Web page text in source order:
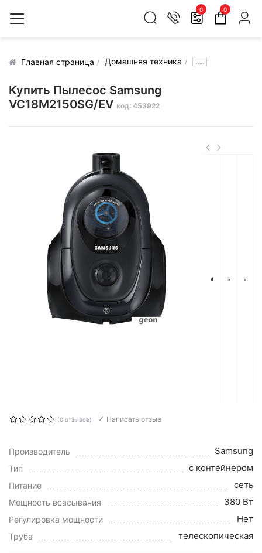
0 0
Главная страница Домашняя техника .....
Купить Пылесос Samsung
VC18M2150SG/EV код: 453922
(0 отзывов) Написать отзыв
Производитель Samsung
Тип с контейнером
Питание сеть
Мощность всасывания 380 Вт
Регулировка мощности Нет
Труба телескопическая